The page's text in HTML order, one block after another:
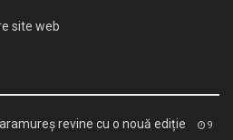
site web
revine cu o nouă ediție 9